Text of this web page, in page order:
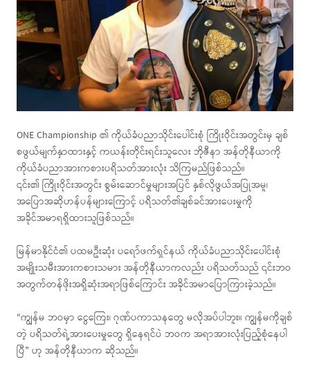
ONE Championship ၏ ကိုယ်ခံပညာသိုင်းပေါင်းစုံ ကြိုးဝိုင်းအတွင်းမှ ချစ်
စဖွယ်မျက်နှာထားနှင့် ကယန်းတိုင်းရင်းသူလေး ဘိုဇီနာ အန်တိုနီယာကို
ကိုယ်ခံပညာအားကစားပရိသတ်အားလုံး သိကြမည်ဖြစ်သည်။
၎င်း၏ ကြိုးဝိုင်းအတွင်း စွမ်းဆောင်မှုများအပြင် နှစ်လိုဖွယ်အပြုအမူ၊
အပြောအဆိုဟန်ပန်များကြောင့် ပရိသတ်၏ချစ်ခင်အားပေးမှုကို
အခိုင်အမာရရှိထားသူဖြစ်သည်။
မြန်မာနိုင်ငံ၏ ပထမဦးဆုံး ပရော်ဖက်ရှင်နယ် ကိုယ်ခံပညာသိုင်းပေါင်းစုံ
အမျိုးသမီးအားကစားသမား အန်တိုနီယာကလည်း ပရိသတ်သည် ၎င်းဘဝ
အတွက်တန်ဖိုးအရှိဆုံးအရာဖြစ်ကြောင်း အခိုင်အမာပြောကြားခဲ့သည်။
“ကျွန်မ ဘဝမှာ ငွေကြေး၊ ဂုဏ်ပကာသနတွေ မလိုအပ်ပါဘူး။ ကျွန်မကိုချစ်
တဲ့ ပရိသတ်ရဲ့အားပေးမှုတွေ ရှိနေရင်ပဲ ဘဝက အရာအားလုံးပြည့်စုံနေပါ
ပြီ” ဟု အန်တိုနီယာက ဆိုသည်။